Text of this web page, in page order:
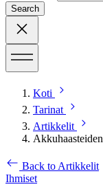
Search
Koti
Tarinat
Artikkelit
Back to Artikkelit
Ihmiset